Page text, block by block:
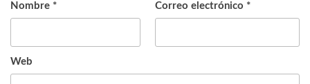
Nombre * Correo electrónico *
Web